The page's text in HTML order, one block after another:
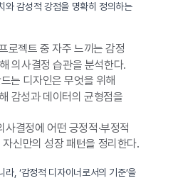
와 감성적 강점을 명확히 정의하는
로젝트 중 자주 느끼는 감정
의사결정 습관을 분석한다.
는 디자인은 무엇을 위해
감성과 데이터의 균형점을
결정에 어떤 긍정적·부정적
신만의 성장 패턴을 정리한다.
, ‘감정적 디자이너로서의 기준’을